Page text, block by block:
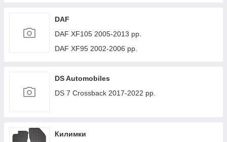
DAF
DAF XF105 2005-2013 рр.
DAF XF95 2002-2006 рр.
DS Automobiles
DS 7 Crossback 2017-2022 рр.
Килимки